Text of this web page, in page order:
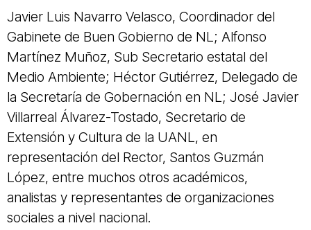
Javier Luis Navarro Velasco, Coordinador del
Gabinete de Buen Gobierno de NL; Alfonso
Martínez Muñoz, Sub Secretario estatal del
Medio Ambiente; Héctor Gutiérrez, Delegado de
la Secretaría de Gobernación en NL; José Javier
Villarreal Álvarez-Tostado, Secretario de
Extensión y Cultura de la UANL, en
representación del Rector, Santos Guzmán
López, entre muchos otros académicos,
analistas y representantes de organizaciones
sociales a nivel nacional.